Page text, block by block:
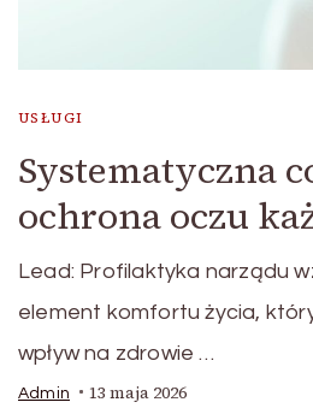
USŁUGI
Systematyczna
ochrona oczu
Lead: Profilaktyka narządu
element komfortu życia,
wpływ na zdrowie …
Admin 13 maja 2026